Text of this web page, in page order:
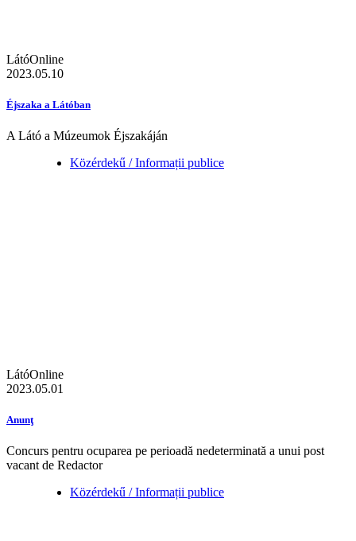
LátóOnline
2023.05.10
Éjszaka a Látóban
A Látó a Múzeumok Éjszakáján
Közérdekű / Informații publice
LátóOnline
2023.05.01
Anunţ
Concurs pentru ocuparea pe perioadă nedeterminată a unui post
vacant de Redactor
Közérdekű / Informații publice